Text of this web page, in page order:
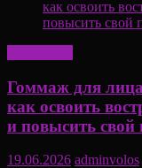
Гоммаж для лица
как освоить
и повысить свой
19.06.2026 adminvolos